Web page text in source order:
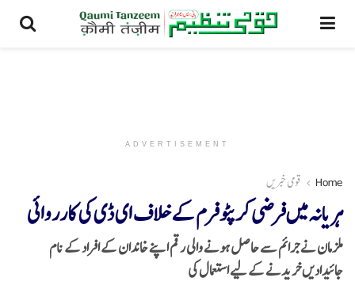
ADVERTISEMENT
Home قومی خبریں
ہریانہ میں فرضی کرپٹو فرم کے خلاف ای ڈی کی کارروائی
ملزمان نے جرائم سے حاصل ہونے والی رقم اپنے خاندان کے افراد کے نام
جائیدادیں خریدنے کے لیے استعمال کی